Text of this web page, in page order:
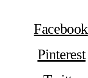
Facebook
Pinterest